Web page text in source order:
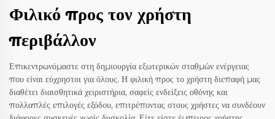
Φιλικό προς τον χρήστη
περιβάλλον
Επικεντρωνόμαστε στη δημιουργία εξωτερικών σταθμών ενέργειας
που είναι εύχρηστοι για όλους. Η φιλική προς το χρήστη διεπαφή μας
διαθέτει διαισθητικά χειριστήρια, σαφείς ενδείξεις οθόνης και
πολλαπλές επιλογές εξόδου, επιτρέποντας στους χρήστες να συνδέουν